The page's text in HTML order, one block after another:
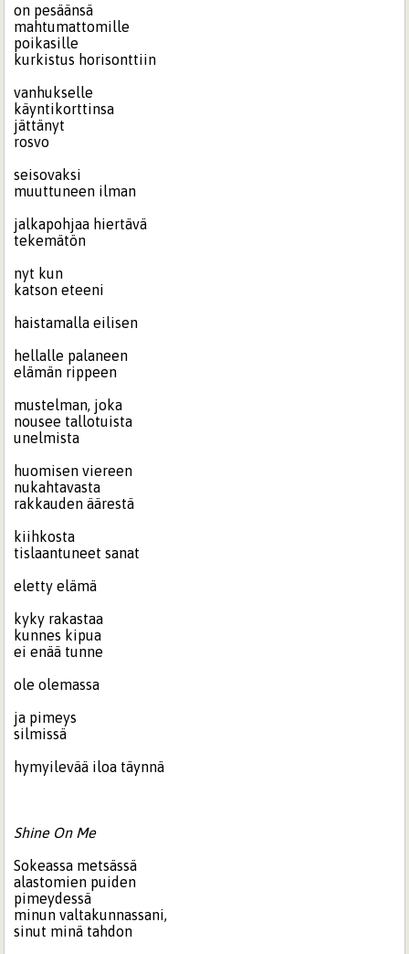
on pesäänsä
mahtumattomille
poikasille
kurkistus horisonttiin
vanhukselle
käyntikorttinsa
jättänyt
rosvo
seisovaksi
muuttuneen ilman
jalkapohjaa hiertävä
tekemätön
nyt kun
katson eteeni
haistamalla eilisen
hellalle palaneen
elämän rippeen
mustelman, joka
nousee tallotuista
unelmista
huomisen viereen
nukahtavasta
rakkauden äärestä
kiihkosta
tislaantuneet sanat
eletty elämä
kyky rakastaa
kunnes kipua
ei enää tunne
ole olemassa
ja pimeys
silmissä
hymyilevää iloa täynnä
Shine On Me
Sokeassa metsässä
alastomien puiden
pimeydessä
minun valtakunnassani,
sinut minä tahdon